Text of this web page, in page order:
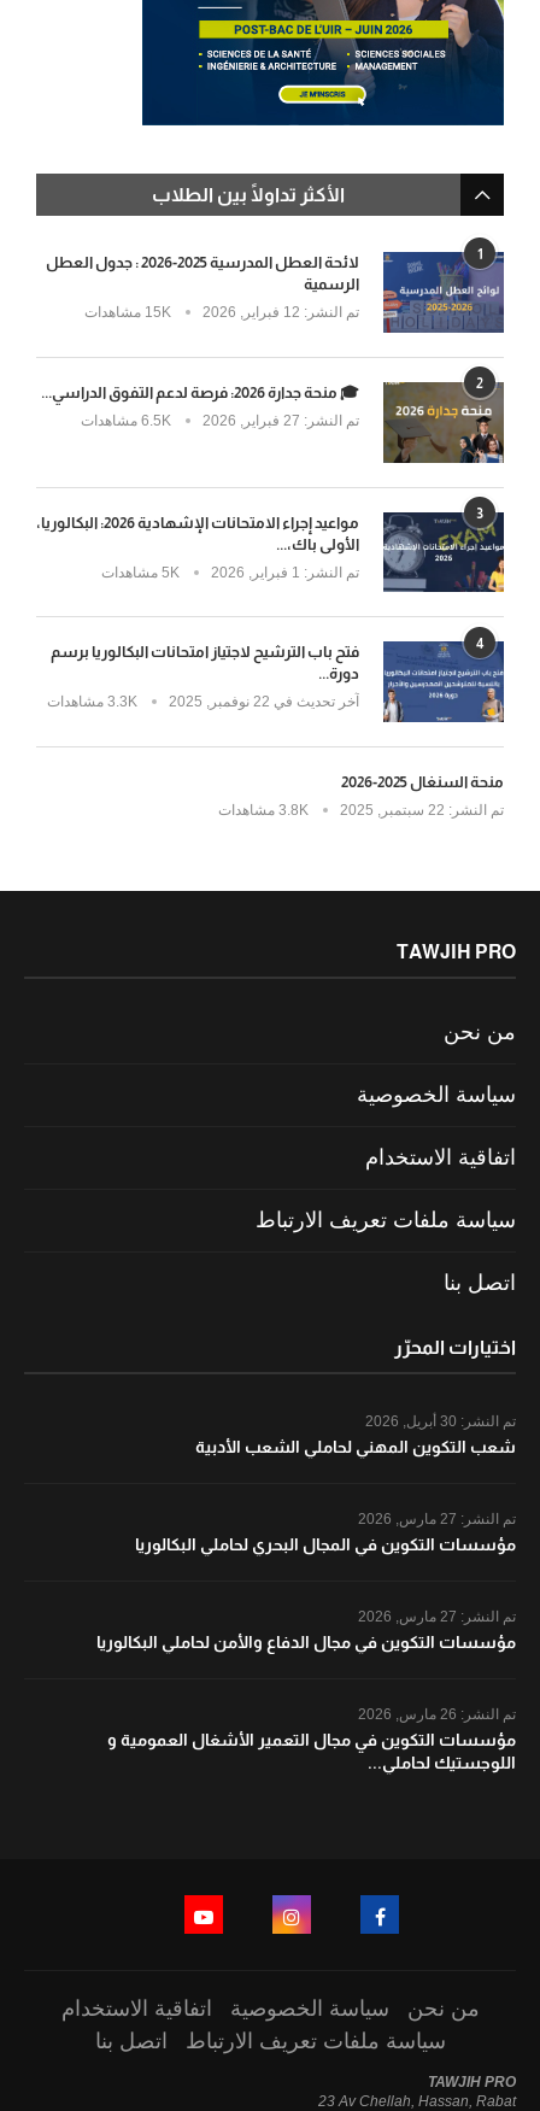
الأكثر تداولًا بين الطلاب
1
لائحة العطل المدرسية 2025-2026 : جدول العطل
الرسمية
تم النشر: 15K مشاهدات
2 🎓 منحة جدارة 2026: فرصة لدعم التفوق الدراسي...
تم النشر: 6.5K مشاهدات
3
مواعيد إجراء الامتحانات الإشهادية 2026: البكالوريا،
الأولى باك،...
تم النشر: 5K مشاهدات
4
فتح باب الترشيح لاجتياز امتحانات البكالوريا برسم
دورة...
آخر تحديث في 3.3K مشاهدات
منحة السنغال 2025-2026
تم النشر: 3.8K مشاهدات
TAWJIH PRO
من نحن
سياسة الخصوصية
اتفاقية الاستخدام
سياسة ملفات تعريف الارتباط
اتصل بنا
اختيارات المحرّر
تم النشر:
شعب التكوين المهني لحاملي الشعب الأدبية
تم النشر:
مؤسسات التكوين في المجال البحري لحاملي البكالوريا
تم النشر:
مؤسسات التكوين في مجال الدفاع والأمن لحاملي البكالوريا
تم النشر:
مؤسسات التكوين في مجال التعمير الأشغال العمومية و
اللوجستيك لحاملي...
من نحن سياسة الخصوصية
اتفاقية الاستخدام
سياسة ملفات تعريف الارتباط
اتصل بنا
TAWJIH PRO
23 Av Chellah, Hassan, Rabat